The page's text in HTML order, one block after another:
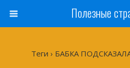
Полезные
Теги › БАБКА